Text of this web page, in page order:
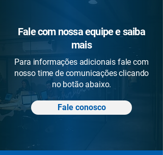
Fale com nossa equipe e saiba
mais
Para informações adicionais fale com
nosso time de comunicações clicando
no botão abaixo.
Fale conosco